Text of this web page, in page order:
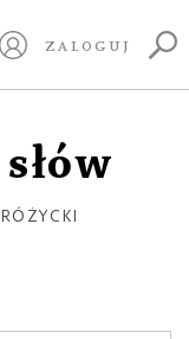
ZALOGUJ
Gdy